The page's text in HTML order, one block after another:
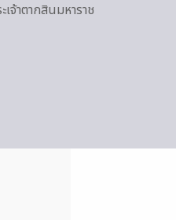
จ้าตากสินมหาราช